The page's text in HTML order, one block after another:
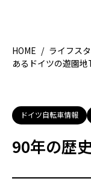
地域別ガイド
観光ガイド
HOME / ライフス
あるドイツの遊園
ドイツ自転車情報
90年の歴